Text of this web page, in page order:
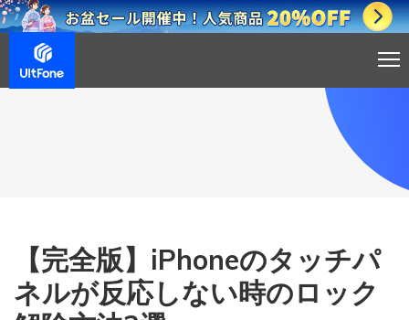
【完全版】iPhoneのタッチパ
ネルが反応しない時のロック